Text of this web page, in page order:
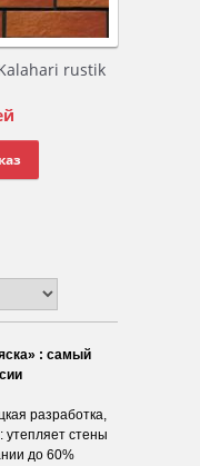
rustik
: самый
разработка,
утепляет стены
до 60%